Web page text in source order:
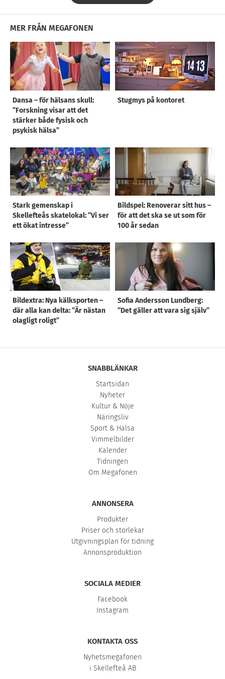
MER FRÅN MEGAFONEN
Dansa – för hälsans skull:
”Forskning visar att det
stärker både fysisk och
psykisk hälsa”
Stugmys på kontoret
Stark gemenskap i
Skellefteås skatelokal: ”Vi ser
ett ökat intresse”
Bildspel: Renoverar sitt hus –
för att det ska se ut som för
100 år sedan
Bildextra: Nya kälksporten –
där alla kan delta: ”Är nästan
olagligt roligt”
Sofia Andersson Lundberg:
”Det gäller att vara sig själv”
SNABBLÄNKAR
Startsidan
Nyheter
Kultur & Nöje
Näringsliv
Sport & Hälsa
Vimmelbilder
Kalender
Tidningen
Om Megafonen
ANNONSERA
Produkter
Priser och storlekar
Utgivningsplan för tidning
Annonsproduktion
SOCIALA MEDIER
Facebook
Instagram
KONTAKTA OSS
Nyhetsmegafonen
i Skellefteå AB